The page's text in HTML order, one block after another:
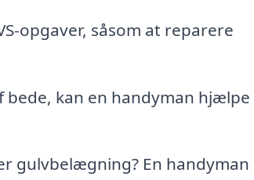
opgaver, såsom at reparere
kan en handyman hjælpe
gulvbelægning? En handyman